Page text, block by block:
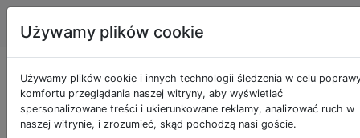
Apple Tagi
Które komputery Mac
są zgodne z
Używamy plików cookie
Używamy plików cookie i innych technologii śledzenia w celu
komfortu przeglądania naszej witryny, aby wyświetlać
spersonalizowane treści i ukierunkowane reklamy, analizować ruch w
naszej witrynie, i zrozumieć, skąd pochodzą nasi goście.